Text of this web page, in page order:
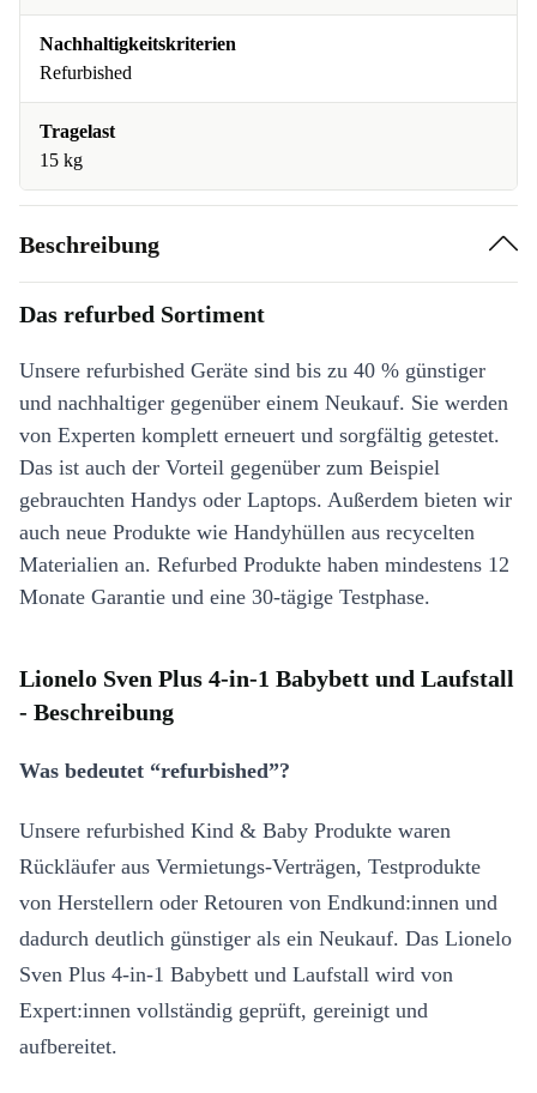
Nachhaltigkeitskriterien
Refurbished
Tragelast
15 kg
Beschreibung
Das refurbed Sortiment
Unsere refurbished Geräte sind bis zu 40 % günstiger
und nachhaltiger gegenüber einem Neukauf. Sie werden
von Experten komplett erneuert und sorgfältig getestet.
Das ist auch der Vorteil gegenüber zum Beispiel
gebrauchten Handys oder Laptops. Außerdem bieten wir
auch neue Produkte wie Handyhüllen aus recycelten
Materialien an. Refurbed Produkte haben mindestens 12
Monate Garantie und eine 30-tägige Testphase.
Lionelo Sven Plus 4-in-1 Babybett und Laufstall
- Beschreibung
Was bedeutet “refurbished”?
Unsere refurbished Kind & Baby Produkte waren
Rückläufer aus Vermietungs-Verträgen, Testprodukte
von Herstellern oder Retouren von Endkund:innen und
dadurch deutlich günstiger als ein Neukauf. Das Lionelo
Sven Plus 4-in-1 Babybett und Laufstall wird von
Expert:innen vollständig geprüft, gereinigt und
aufbereitet.